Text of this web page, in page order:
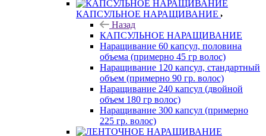
КАПСУЛЬНОЕ НАРАЩИВАНИЕ
Назад
КАПСУЛЬНОЕ НАРАЩИВАНИЕ
Наращивание 60 капсул, половина
объема (примерно 45 гр волос)
Наращивание 120 капсул, стандартный
объем (примерно 90 гр. волос)
Наращивание 240 капсул (двойной
объем 180 гр волос)
Наращивание 300 капсул (примерно
225 гр. волос)